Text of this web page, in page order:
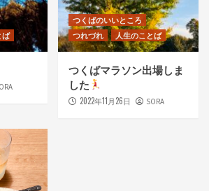
ば
つくばのいいところ
つれづれ
人生のことば
つくばマラソン出場しま
した
2022年11月26日 SORA